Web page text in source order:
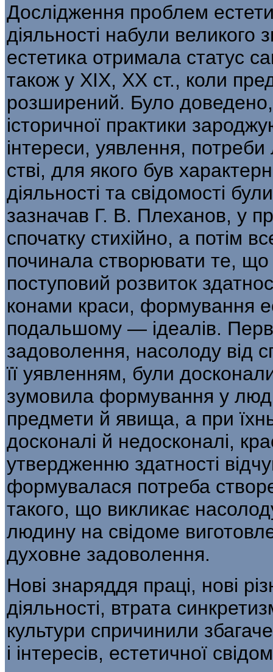
Дослідження проблем
діяль­ності набули великого
естетика отри­мала статус
також у XIX, XX ст., коли
розширений. Було
історичної практики
інтереси, уявлення,
стві, для якого був
діяльності та сві­домості
зазначав Г. В. Плеханов, у
спочатку стихійно, а потім
починала створювати те,
поступовий розвиток
конами краси, формування
подальшо­му — ідеалів.
задоволення, насолоду від
її уявленням, були
зумовила формування у
предмети й явища, а при
досконалі й недосконалі,
утвердженню здатності
формувалася потреба
такого, що викликає
людину на свідоме
духовне задоволення.
Нові знаряддя праці, нові
діяльності, втрата
культури спричинили
і інтересів, естетичної